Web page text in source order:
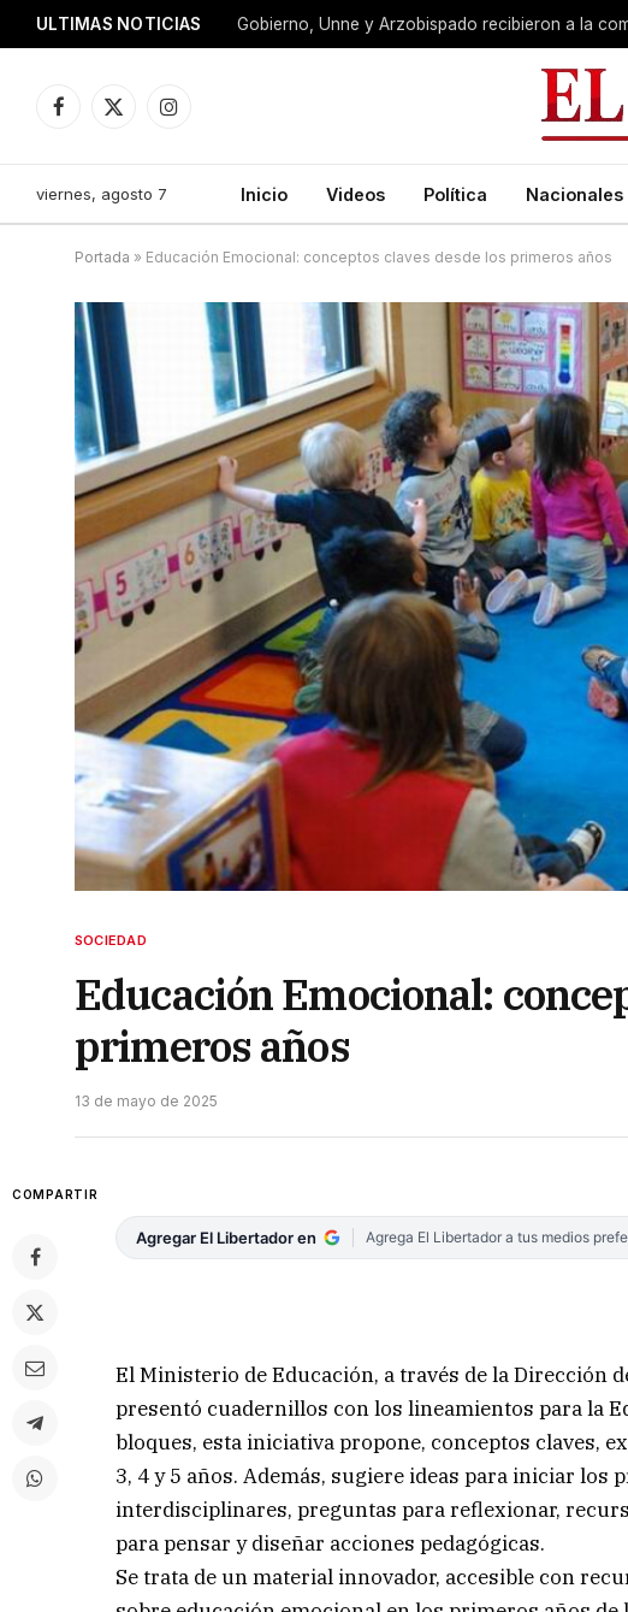
ULTIMAS NOTICIAS
Facebook
X
Instagram
viernes, agosto 7 Inicio Videos Política Nacionales
Portada » Educación Emocional: conceptos claves desde los primeros años
SOCIEDAD
Educación Emocional:
primeros años
13 de mayo de 2025
COMPARTIR
Agregar El Libertador en Agrega El Libertador a tus medios
El Ministerio de Educación, a través de la Dirección
presentó cuadernillos con los lineamientos para la
bloques, esta iniciativa propone, conceptos claves,
3, 4 y 5 años. Además, sugiere ideas para iniciar los
interdisciplinares, preguntas para reflexionar,
para pensar y diseñar acciones pedagógicas.
Se trata de un material innovador, accesible con